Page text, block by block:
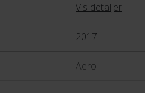
Vis detaljer
2017
Aero